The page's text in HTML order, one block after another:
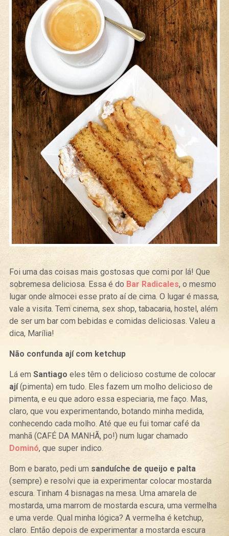
Foi uma das coisas mais gostosas que comi por lá! Que
sobremesa deliciosa. Essa é do Bar Radicales, o mesmo
lugar onde almocei esse prato aí de cima. O lugar é massa,
vale a visita. Tem cinema, sex shop, tabacaria, hostel, além
de ser um bar com bebidas e comidas deliciosas. Valeu a
dica, Marília!
Não confunda ají com ketchup
Lá em Santiago eles têm o delicioso costume de colocar
ají(pimenta) em tudo. Eles fazem um molho delicioso de
pimenta, e eu que adoro essa especiaria, me faço. Mas,
claro, que vou experimentando, botando minha medida,
conhecendo cada molho. Até que eu fui tomar café da
manhã (CAFÉ DA MANHÃ, po!) num lugar chamado
Dominó, que super indico.
Bom e barato, pedi um sanduíche de queijo e palta
(sempre) e resolvi que ia experimentar colocar mostarda
escura. Tinham 4 bisnagas na mesa. Uma amarela de
mostarda, uma marrom de mostarda escura, uma vermelha
e uma verde. Qual minha lógica? A vermelha é ketchup,
claro. Então depois de experimentar a mostarda escura